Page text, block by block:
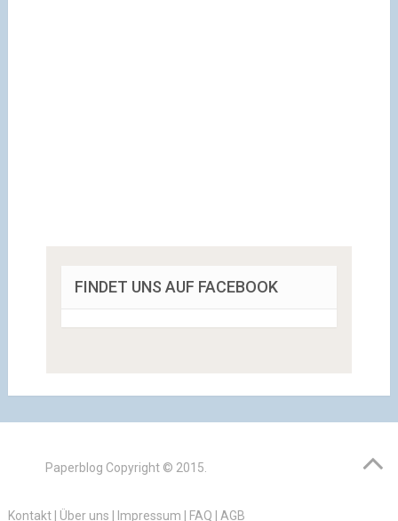
FINDET UNS AUF FACEBOOK
Paperblog Copyright © 2015.
Kontakt| Über uns | Impressum | FAQ | AGB